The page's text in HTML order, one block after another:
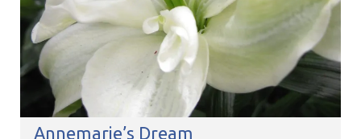
Annemarie’s Dream